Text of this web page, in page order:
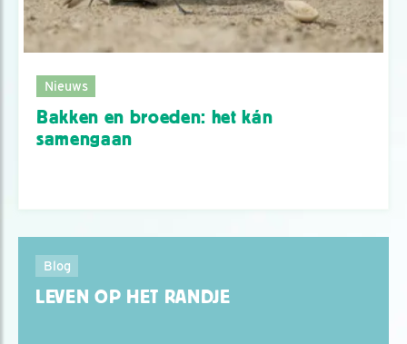
Nieuws
Bakken en broeden: het kán
samengaan
Blog
LEVEN OP HET RANDJE